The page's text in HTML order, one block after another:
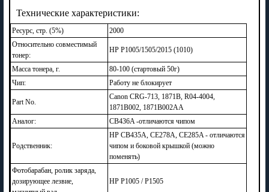
Технические характеристики:
Ресурс, стр. (5%)
2000
Относительно совместимый
тонер:
HP P1005/1505/2015 (1010)
Масса тонера, г.
80-100 (стартовый 50г)
Чип:
Работу не блокирует
Part No.
Canon CRG-713, 1871B, R04-4004,
1871B002, 1871B002AA
Аналог:
CB436A -отличаются чипом
Родственник:
HP CB435A, CE278A, CE285A - отличаются
чипом и боковой крышкой (можно
поменять)
Фотобарабан, ролик заряда,
дозирующее лезвие,
HP P1005 / P1505